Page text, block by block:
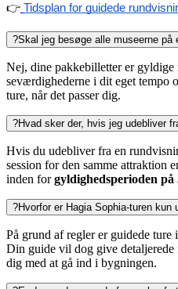
👉 Tidsplan for guidede
?Skal jeg besøge alle museerne på
Nej, dine pakkebilletter er gyldige
seværdighederne i dit eget tempo
ture, når det passer dig.
?Hvad sker der, hvis jeg udebliver
Hvis du udebliver fra en
session for den samme attraktion
inden forgyldighedsperioden på
?Hvorfor er Hagia Sophia-turen kun
På grund af regler er guidede ture
Din guide vil dog give
dig med at gå ind i bygningen.